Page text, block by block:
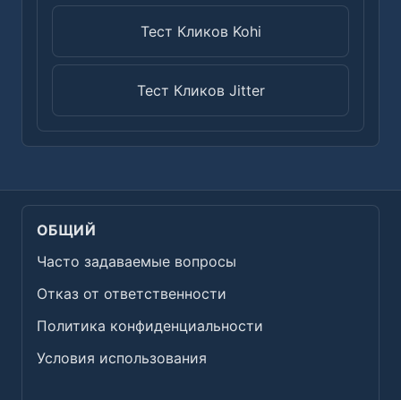
Тест Кликов Kohi
Тест Кликов Jitter
ОБЩИЙ
Часто задаваемые вопросы
Отказ от ответственности
Политика конфиденциальности
Условия использования